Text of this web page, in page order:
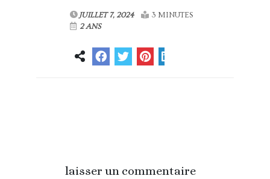
JUILLET 7, 2024
3 MINUTES
2 ANS
laisser un commentaire